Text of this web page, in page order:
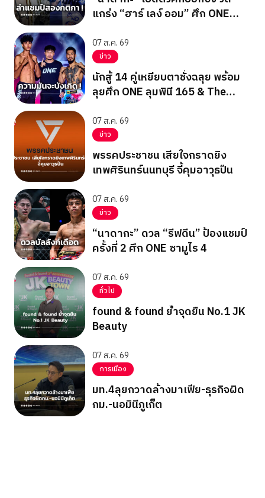
แกร่ง “ฮาร์ เลง์ ออม” ศึก ONE
07 ส.ค. 69
ข่าว
นักสู้ 14 คู่เหยียบตาชั่งฉลุย พร้อม
ลุยศึก ONE ลุมพินี 165 & The
07 ส.ค. 69
ข่าว
พรรคประชาชน เสียใจกราดยิง
เทพศิรินทร์นนทบุรี จี้คุมอาวุธปืน
07 ส.ค. 69
ข่าว
“นาดากะ” ดวล “รีฟดีน” ป้องแชมป์
ครั้งที่ 2 ศึก ONE ซามูไร 4
07 ส.ค. 69
ทั่วไป
found & found ย้ำจุดยืน No.1 JK
Beauty
07 ส.ค. 69
การเมือง
มท.4ลุยกวาดล้างมาเฟีย-ธุรกิจผิด
กม.-นอมินีภูเก็ต